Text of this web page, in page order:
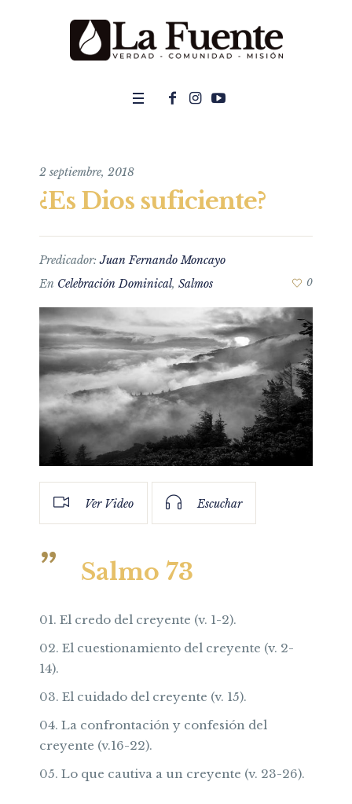
2 septiembre, 2018
¿Es Dios suficiente?
Predicador:Juan Fernando Moncayo
En Celebración Dominical, Salmos 0
Ver Video Escuchar
Salmo 73
El credo del creyente (v. 1-2).
El cuestionamiento del creyente (v. 2-
14).
El cuidado del creyente (v. 15).
La confrontación y confesión del
creyente (v.16-22).
Lo que cautiva a un creyente (v. 23-26).